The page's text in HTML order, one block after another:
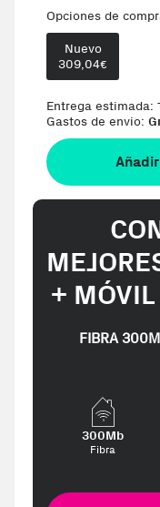
Opciones de
Nuevo
309,04€
Entrega estimada:
Gastos de envio:
+ MÓVIL
FIBRA
300Mb
Fibra